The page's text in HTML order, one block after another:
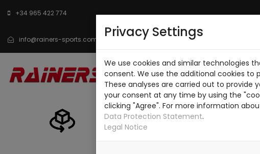
+34 965 422 774
info@rainers-sports.com
INICIO CATÁLOGO SOBRE
CONTACTO
Privacy Settings
We use cookies and similar technologies
consent. We use the additional cookies
These analyses are carried out to provide
your consent at any time by using the
clicking "Agree". For more information
Data Protection Statement.
Legal Notice